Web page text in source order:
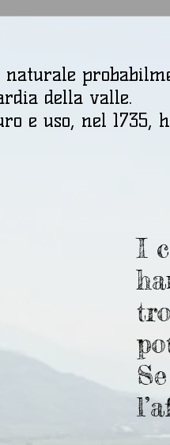
della valle.
e uso, nel 1735,
I